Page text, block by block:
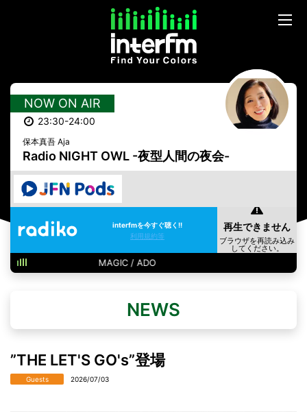
NOW ON AIR
23:30-24:00
保本真吾 Aja
Radio NIGHT OWL -夜型人間の夜会-
interfmを今すぐ聴く!!
利用規約等
MAGIC / ADO
NEWS
”THE LET'S GO's”登場
Guests 2026/07/03